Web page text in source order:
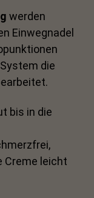
werden
Einwegnadel
die
bis in die
Creme leicht